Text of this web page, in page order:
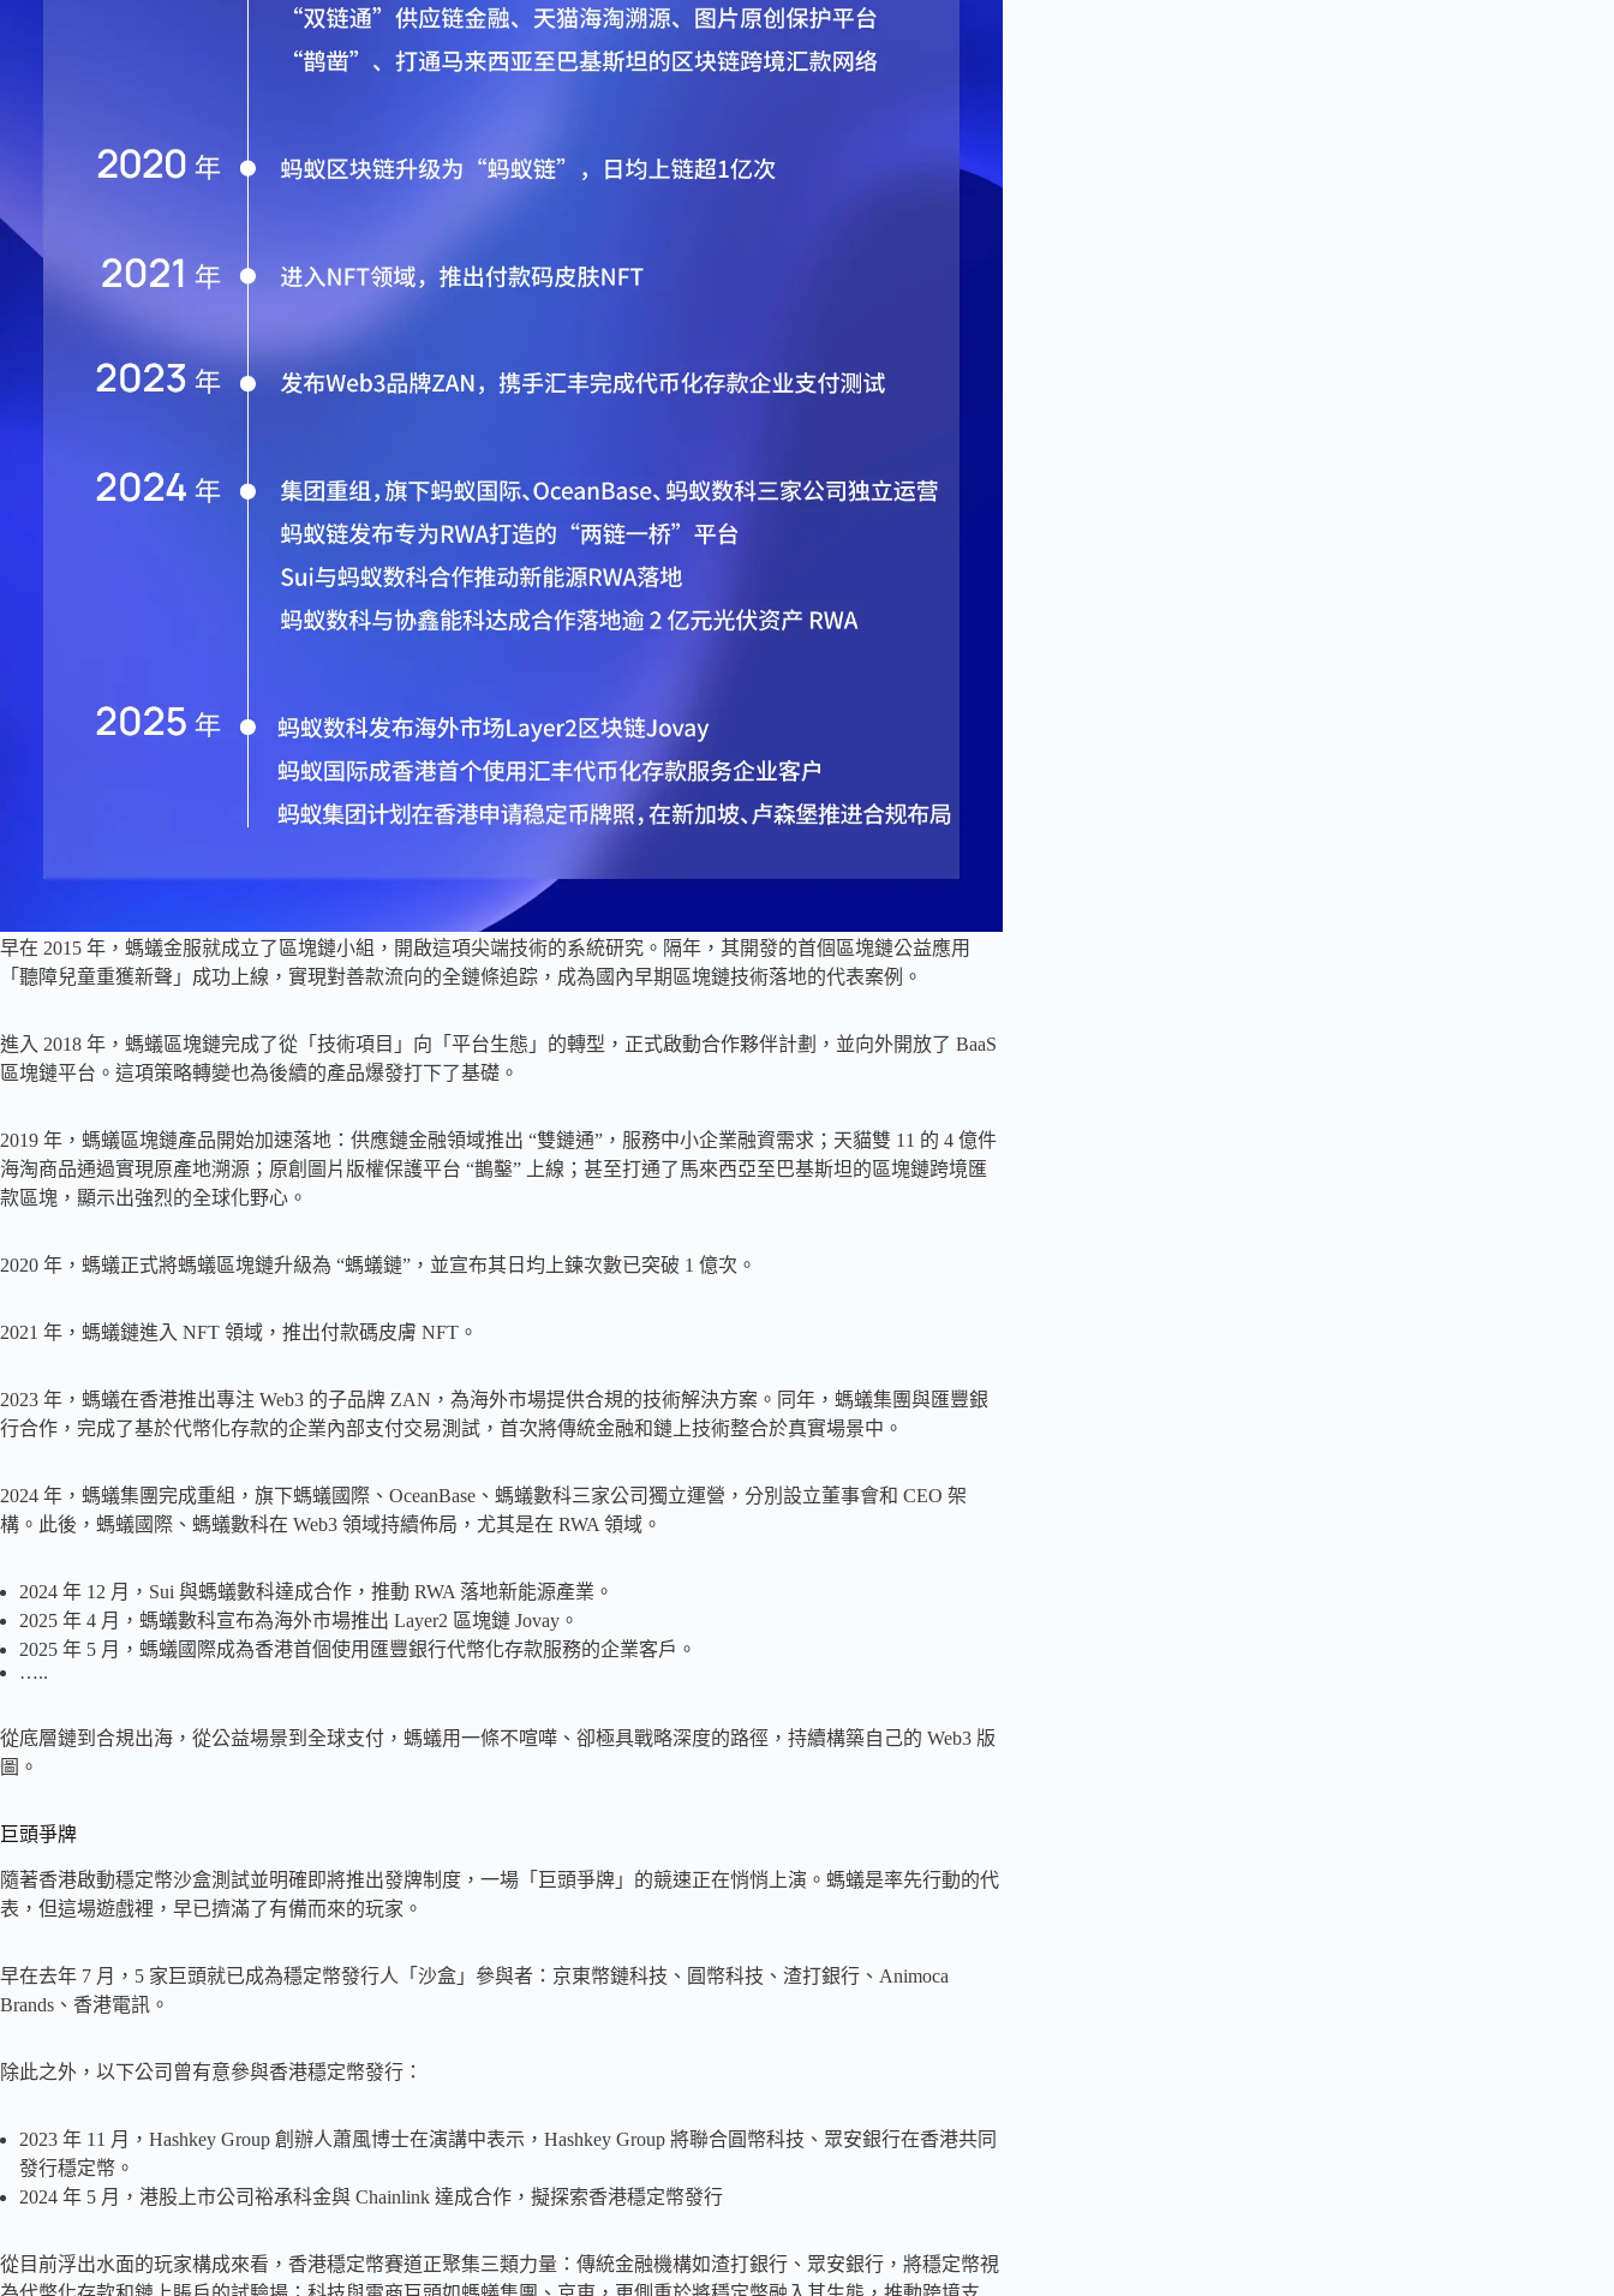
早在 2015 年，螞蟻金服就成立了區塊鏈小組，開啟這項尖端技術的系統研究。隔年，其開發的首個區塊鏈公益應用
「聽障兒童重獲新聲」成功上線，實現對善款流向的全鏈條追踪，成為國內早期區塊鏈技術落地的代表案例。
進入 2018 年，螞蟻區塊鏈完成了從「技術項目」向「平台生態」的轉型，正式啟動合作夥伴計劃，並向外開放了 BaaS
區塊鏈平台。這項策略轉變也為後續的產品爆發打下了基礎。
2019 年，螞蟻區塊鏈產品開始加速落地：供應鏈金融領域推出 “雙鏈通”，服務中小企業融資需求；天貓雙 11 的 4 億件
海淘商品通過實現原產地溯源；原創圖片版權保護平台 “鵲鑿” 上線；甚至打通了馬來西亞至巴基斯坦的區塊鏈跨境匯
款區塊，顯示出強烈的全球化野心。
2020 年，螞蟻正式將螞蟻區塊鏈升級為 “螞蟻鏈”，並宣布其日均上鍊次數已突破 1 億次。
2021 年，螞蟻鏈進入 NFT 領域，推出付款碼皮膚 NFT。
2023 年，螞蟻在香港推出專注 Web3 的子品牌 ZAN，為海外市場提供合規的技術解決方案。同年，螞蟻集團與匯豐銀
行合作，完成了基於代幣化存款的企業內部支付交易測試，首次將傳統金融和鏈上技術整合於真實場景中。
2024 年，螞蟻集團完成重組，旗下螞蟻國際、OceanBase、螞蟻數科三家公司獨立運營，分別設立董事會和 CEO 架
構。此後，螞蟻國際、螞蟻數科在 Web3 領域持續佈局，尤其是在 RWA 領域。
2024 年 12 月，Sui 與螞蟻數科達成合作，推動 RWA 落地新能源產業。
2025 年 4 月，螞蟻數科宣布為海外市場推出 Layer2 區塊鏈 Jovay。
2025 年 5 月，螞蟻國際成為香港首個使用匯豐銀行代幣化存款服務的企業客戶。
…..
從底層鏈到合規出海，從公益場景到全球支付，螞蟻用一條不喧嘩、卻極具戰略深度的路徑，持續構築自己的 Web3 版
圖。
巨頭爭牌
隨著香港啟動穩定幣沙盒測試並明確即將推出發牌制度，一場「巨頭爭牌」的競速正在悄悄上演。螞蟻是率先行動的代
表，但這場遊戲裡，早已擠滿了有備而來的玩家。
早在去年 7 月，5 家巨頭就已成為穩定幣發行人「沙盒」參與者：京東幣鏈科技、圓幣科技、渣打銀行、Animoca
Brands、香港電訊。
除此之外，以下公司曾有意參與香港穩定幣發行：
2023 年 11 月，Hashkey Group 創辦人蕭風博士在演講中表示，Hashkey Group 將聯合圓幣科技、眾安銀行在香港共同
發行穩定幣。
2024 年 5 月，港股上市公司裕承科金與 Chainlink 達成合作，擬探索香港穩定幣發行
從目前浮出水面的玩家構成來看，香港穩定幣賽道正聚集三類力量：傳統金融機構如渣打銀行、眾安銀行，將穩定幣視